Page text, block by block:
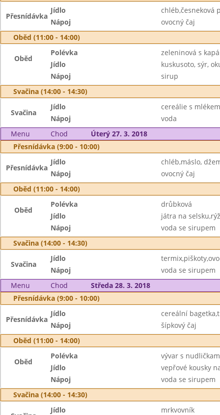
Přesnídávka
Jídlo
chléb,česneková
Nápoj
ovocný čaj
Oběd (11:00 - 14:00)
Oběd
Polévka
zeleninová s
Jídlo
kuskusoto, sýr,
Nápoj
sirup
Svačina (14:00 - 14:30)
Svačina
Jídlo
cereálie s
Nápoj
voda
Menu
Chod
Úterý 27. 3. 2018
Přesnídávka (9:00 - 10:00)
Přesnídávka
Jídlo
chléb,máslo,
Nápoj
ovocný čaj
Oběd (11:00 - 14:00)
Oběd
Polévka
drůbková
Jídlo
játra na
Nápoj
voda se sirupem
Svačina (14:00 - 14:30)
Svačina
Jídlo
Nápoj
voda se sirupem
Menu
Chod
Středa 28. 3. 2018
Přesnídávka (9:00 - 10:00)
Přesnídávka
Jídlo
cereální
Nápoj
šípkový čaj
Oběd (11:00 - 14:00)
Oběd
Polévka
vývar s
Jídlo
vepřové kousky
Nápoj
voda se sirupem
Svačina (14:00 - 14:30)
Jídlo
mrkvovník